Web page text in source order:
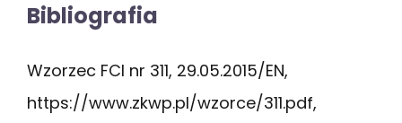
Bibliografia
Wzorzec FCI nr 311, 29.05.2015/EN,
https://www.zkwp.pl/wzorce/311.pdf,